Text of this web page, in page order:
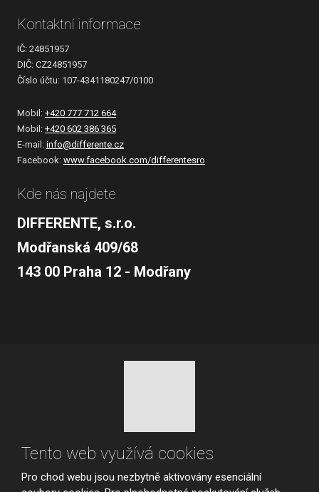
Kontaktní informace
IČ: 24851957
DIČ: CZ24851957
Číslo účtu: 107-4341180247/0100
Mobil: +420 777 712 664
Mobil: +420 602 386 365
E-mail: info@differente.cz
Facebook: www.facebook.com/differentesro
Kde nás najdete
DIFFERENTE, s.r.o.
Modřanská 409/68
143 00 Praha 12 - Modřany
© 2026, vytvořila eBRÁNA s.r.o.
|
Tento web využívá cookies
Pro chod webu jsou nezbytně aktivovány esenciální